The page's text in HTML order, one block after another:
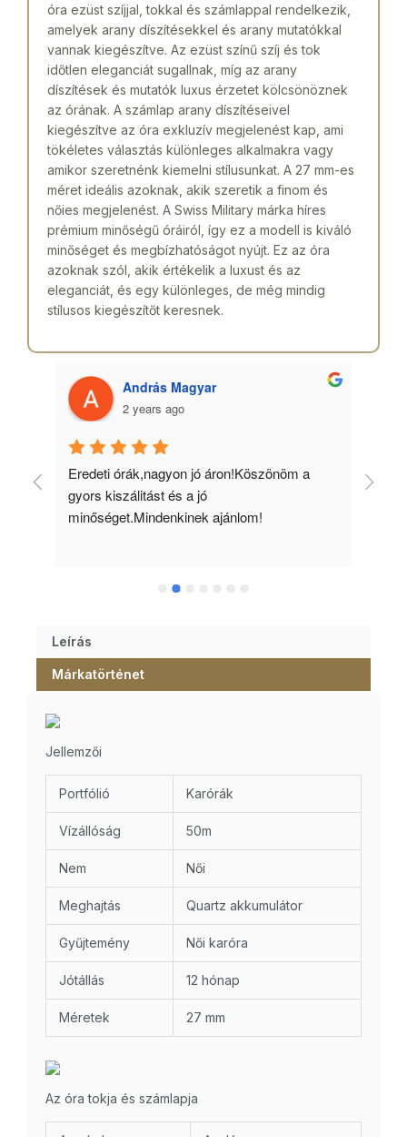
óra ezüst szíjjal, tokkal és számlappal rendelkezik,
amelyek arany díszítésekkel és arany mutatókkal
vannak kiegészítve. Az ezüst színű szíj és tok
időtlen eleganciát sugallnak, míg az arany
díszítések és mutatók luxus érzetet kölcsönöznek
az órának. A számlap arany díszítéseivel
kiegészítve az óra exkluzív megjelenést kap, ami
tökéletes választás különleges alkalmakra vagy
amikor szeretnénk kiemelni stílusunkat. A 27 mm-es
méret ideális azoknak, akik szeretik a finom és
nőies megjelenést. A Swiss Military márka híres
prémium minőségű óráiról, így ez a modell is kiváló
minőséget és megbízhatóságot nyújt. Ez az óra
azoknak szól, akik értékelik a luxust és az
eleganciát, és egy különleges, de még mindig
stílusos kiegészítőt keresnek.
András Magyar
2 years ago
Eredeti órák,nagyon jó áron!Köszönöm a
gyors kiszálitást és a jó
minőséget.Mindenkinek ajánlom!
Leírás
Márkatörténet
Jellemzői
Portfólió Karórák
Vízállóság 50m
Nem Női
Meghajtás Quartz akkumulátor
Gyűjtemény Női karóra
Jótállás 12 hónap
Méretek 27 mm
Az óra tokja és számlapja